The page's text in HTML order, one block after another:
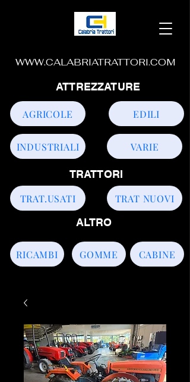
WWW.CALABRIATRATTORI.COM
TRAT.USATI TRAT NUOVI
INDUSTRIALI
AGRICOLE EDILI
VARIE
CABINE
GOMME
RICAMBI
ATTREZZATURE
TRATTORI
ALTRO